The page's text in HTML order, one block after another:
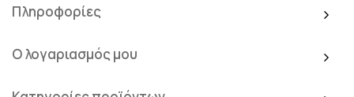
Πληροφορίες
Ο λογαριασμός μου